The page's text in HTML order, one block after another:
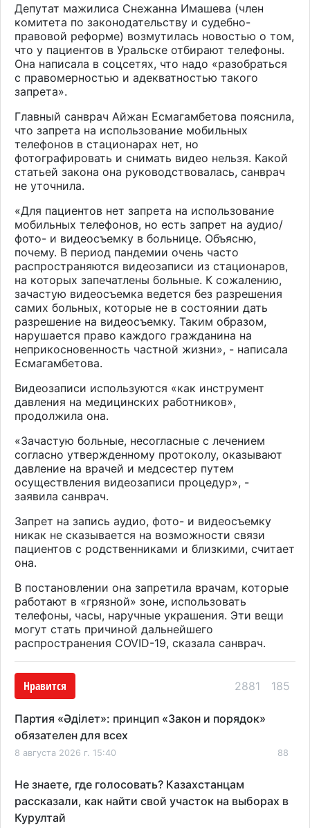
Депутат мажилиса Снежанна Имашева (член
комитета по законодательству и судебно-
правовой реформе) возмутилась новостью о том,
что у пациентов в Уральске отбирают телефоны.
Она написала в соцсетях, что надо «разобраться
с правомерностью и адекватностью такого
запрета».
Главный санврач Айжан Есмагамбетова пояснила,
что запрета на использование мобильных
телефонов в стационарах нет, но
фотографировать и снимать видео нельзя. Какой
статьей закона она руководствовалась, санврач
не уточнила.
«Для пациентов нет запрета на использование
мобильных телефонов, но есть запрет на аудио/
фото- и видеосъемку в больнице. Объясню,
почему. В период пандемии очень часто
распространяются видеозаписи из стационаров,
на которых запечатлены больные. К сожалению,
зачастую видеосъемка ведется без разрешения
самих больных, которые не в состоянии дать
разрешение на видеосъемку. Таким образом,
нарушается право каждого гражданина на
неприкосновенность частной жизни», - написала
Есмагамбетова.
Видеозаписи используются «как инструмент
давления на медицинских работников»,
продолжила она.
«Зачастую больные, несогласные с лечением
согласно утвержденному протоколу, оказывают
давление на врачей и медсестер путем
осуществления видеозаписи процедур», -
заявила санврач.
Запрет на запись аудио, фото- и видеосъемку
никак не сказывается на возможности связи
пациентов с родственниками и близкими, считает
она.
В постановлении она запретила врачам, которые
работают в «грязной» зоне, использовать
телефоны, часы, наручные украшения. Эти вещи
могут стать причиной дальнейшего
распространения COVID-19, сказала санврач.
Нравится 2881 185
Партия «Әділет»: принцип «Закон и порядок»
обязателен для всех
8 августа 2026 г. 15:40 88
Не знаете, где голосовать? Казахстанцам
рассказали, как найти свой участок на выборах в
Курултай